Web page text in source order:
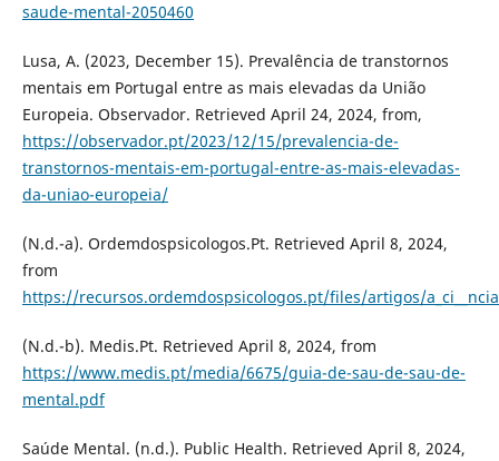
saude-mental-2050460
Lusa, A. (2023, December 15). Prevalência de transtornos
mentais em Portugal entre as mais elevadas da União
Europeia. Observador. Retrieved April 24, 2024, from,
https://observador.pt/2023/12/15/prevalencia-de-
transtornos-mentais-em-portugal-entre-as-mais-elevadas-
da-uniao-europeia/
(N.d.-a). Ordemdospsicologos.Pt. Retrieved April 8, 2024,
from
https://recursos.ordemdospsicologos.pt/files/artigos/
(N.d.-b). Medis.Pt. Retrieved April 8, 2024, from
https://www.medis.pt/media/6675/guia-de-sau-de-sau-de-
mental.pdf
Saúde Mental. (n.d.). Public Health. Retrieved April 8, 2024,